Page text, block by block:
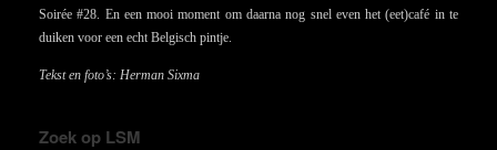
Soirée #28. En een mooi moment om daarna nog snel even het (eet)café in te
duiken voor een echt Belgisch pintje.
Tekst en foto’s: Herman Sixma
Zoek op LSM